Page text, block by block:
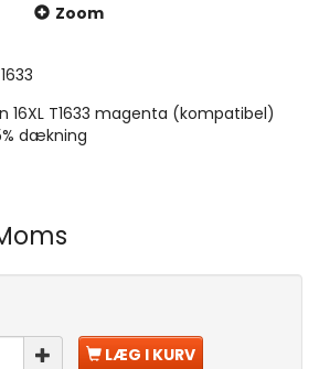
Zoom
T1633 magenta (kompatibel)
dækning
LÆG I KURV